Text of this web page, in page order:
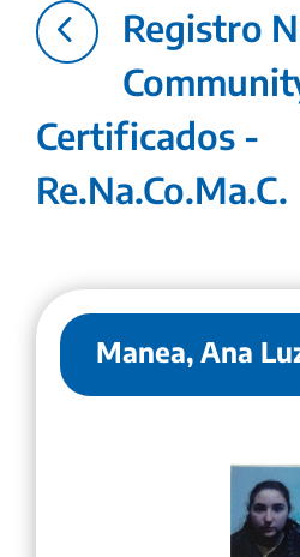
4
Registro
Certificados -
Re.Na.Co.Ma.C.
Manea, Ana